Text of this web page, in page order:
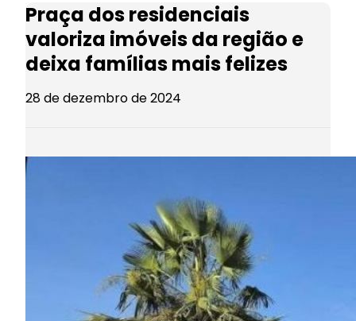
Praça dos residenciais
valoriza imóveis da região e
deixa famílias mais felizes
28 de dezembro de 2024